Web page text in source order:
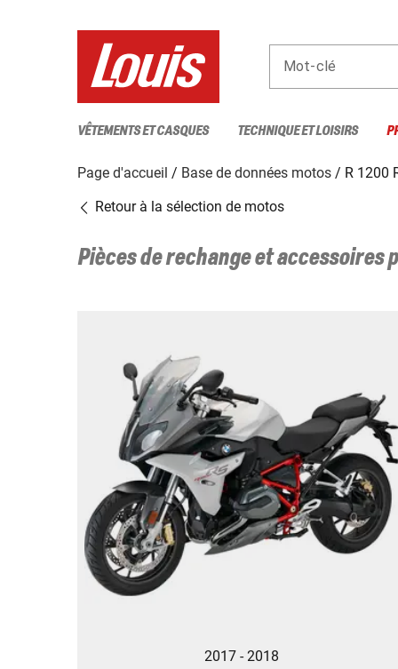
Mot-clé
VÊTEMENTS ET CASQUES TECHNIQUE ET LOISIRS
Page d'accueil Base de données motos
R 1200
Retour à la sélection de motos
Pièces de rechange et accessoires
2017 - 2018